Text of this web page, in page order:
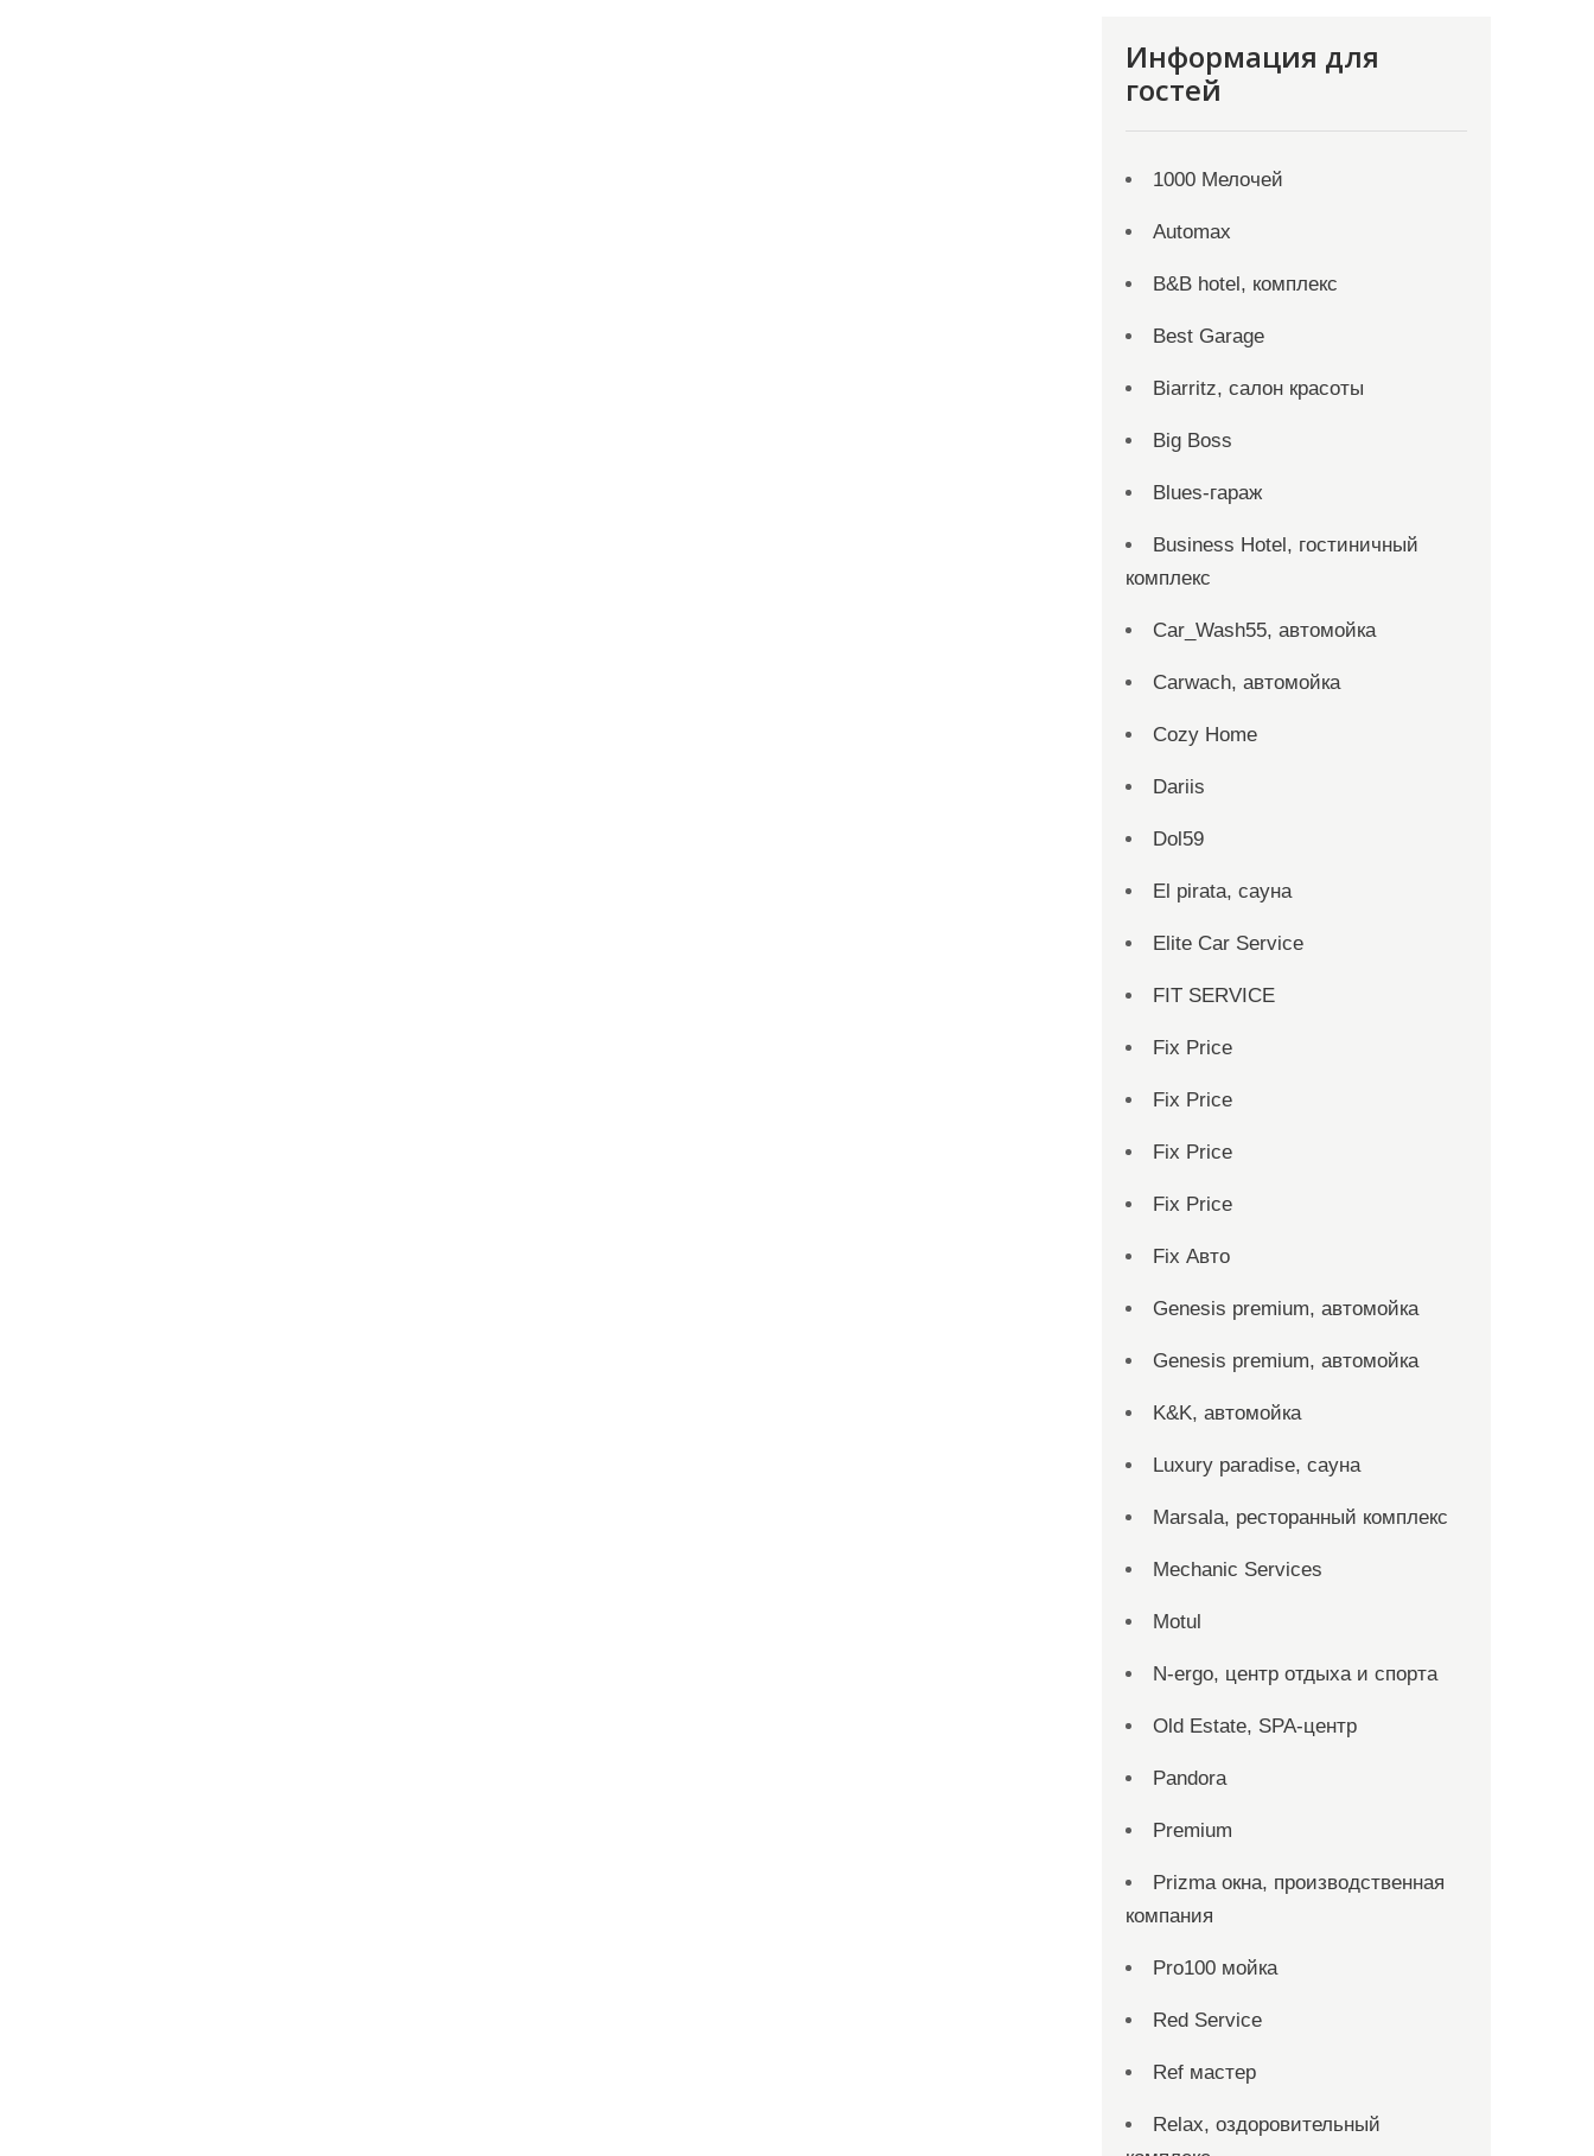
Информация для
гостей
1000 Мелочей
Automax
B&B hotel, комплекс
Best Garage
Biarritz, салон красоты
Big Boss
Blues-гараж
Business Hotel, гостиничный
комплекс
Car_Wash55, автомойка
Carwach, автомойка
Cozy Home
Dariis
Dol59
El pirata, сауна
Elite Car Service
FIT SERVICE
Fix Price
Fix Price
Fix Price
Fix Price
Fix Авто
Genesis premium, автомойка
Genesis premium, автомойка
K&K, автомойка
Luxury paradise, сауна
Marsala, ресторанный комплекс
Mechanic Services
Motul
N-ergo, центр отдыха и спорта
Old Estate, SPA-центр
Pandora
Premium
Prizma окна, производственная
компания
Pro100 мойка
Red Service
Ref мастер
Relax, оздоровительный